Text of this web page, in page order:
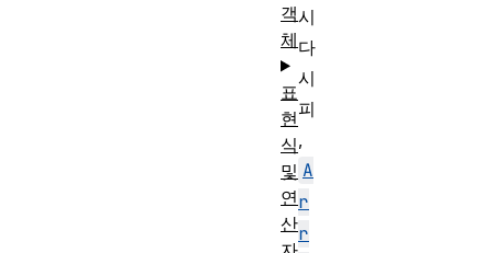
시
다
시
피
,
A
r
r
객
체
표
현
식
및
연
산